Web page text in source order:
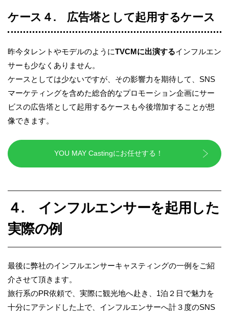
ケース４ . 広告塔として起用するケース
昨今タレントやモデルのようにTVCMに出演するインフルエン
サーも少なくありません。
ケースとしては少ないですが、その影響力を期待して、 SNS
マーケティングを含めた総合的なプロモーション企画にサー
ビスの広告塔として起用するケースも今後増加することが想
像できます。
YOU MAY Castingにお任せする！
４. インフルエンサーを起用した
実際の例
最後に弊社のインフルエンサーキャスティングの一例をご紹
介させて頂きます。
旅行系のPR依頼で、実際に観光地へ赴き、 1泊２日で魅力を
十分にアテンドした上で、インフルエンサーへ計３度のSNS